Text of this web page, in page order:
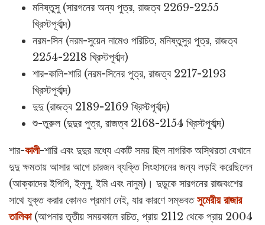
মনিষ্তুসু (সারগনের অন্য পুত্র, রাজত্ব 2269-2255
খ্রিস্টপূর্বাব্দ)
নরম-সিন (নরম-সুয়েন নামেও পরিচিত, মনিষ্তুসুর পুত্র, রাজত্ব
2254-2218 খ্রিস্টপূর্বাব্দ)
শার-কালি-শারি (নরম-সিনের পুত্র, রাজত্ব 2217-2193
খ্রিস্টপূর্বাব্দ)
দুদু (রাজত্ব 2189-2169 খ্রিস্টপূর্বাব্দ)
শু-তুরুল (দুদুর পুত্র, রাজত্ব 2168-2154 খ্রিস্টপূর্বাব্দ)
শার-কালী-শারি এবং দুদুর মধ্যে একটি সময় ছিল নাগরিক অস্থিরতা যেখানে
দুদু ক্ষমতায় আসার আগে চারজন ব্যক্তি সিংহাসনের জন্য লড়াই করেছিলেন
(আক্কাদের ইগিগি, ইলুলু, ইমি এবং নানুম)। দুডুকে সারগনের রাজবংশের
সাথে যুক্ত করার কোনও প্রমাণ নেই, যার কারণে সম্ভবতসুমেরীয় রাজার
তালিকা(আপনার তৃতীয় সময়কালে রচিত, প্রায় 2112 থেকে প্রায় 2004